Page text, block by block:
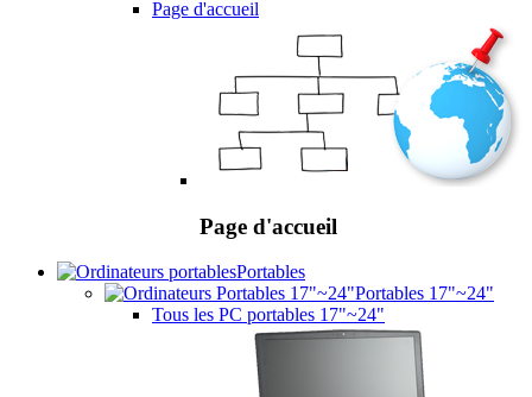
Page d'accueil
Page d'accueil
Portables
Portables 17"~24"
Tous les PC portables 17"~24"